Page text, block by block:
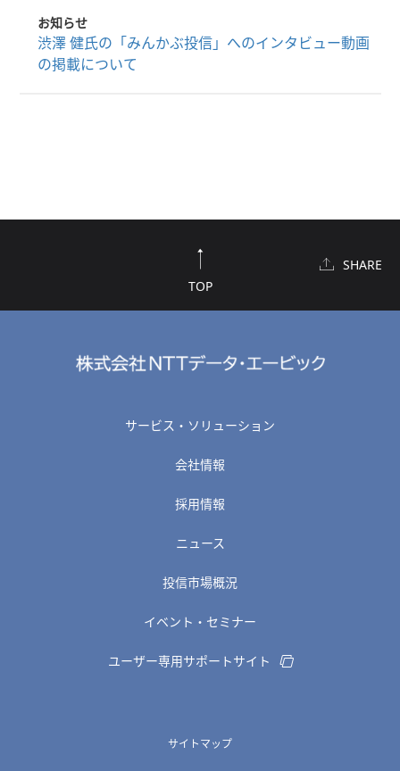
お知らせ
渋澤 健氏の「みんかぶ投信」へのインタビュー動画
の掲載について
TOP
SHARE
サービス・ソリューション
会社情報
採用情報
ニュース
投信市場概況
イベント・セミナー
ユーザー専用サポートサイト
サイトマップ